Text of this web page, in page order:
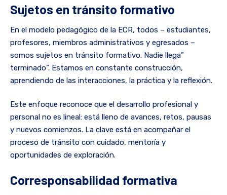
Sujetos en tránsito formativo
En el modelo pedagógico de la ECR, todos – estudiantes,
profesores, miembros administrativos y egresados –
somos sujetos en tránsito formativo. Nadie llega”
terminado”. Estamos en constante construcción,
aprendiendo de las interacciones, la práctica y la reflexión.
Este enfoque reconoce que el desarrollo profesional y
personal no es lineal: está lleno de avances, retos, pausas
y nuevos comienzos. La clave está en acompañar el
proceso de tránsito con cuidado, mentoría y
oportunidades de exploración.
Corresponsabilidad formativa